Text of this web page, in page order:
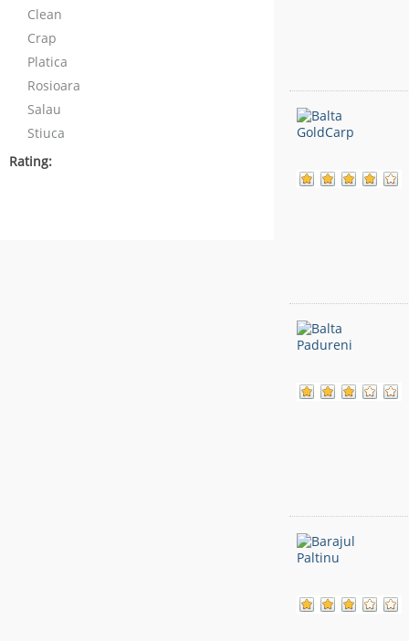
Clean
Crap
Platica
Rosioara
Salau
Stiuca
Rating: